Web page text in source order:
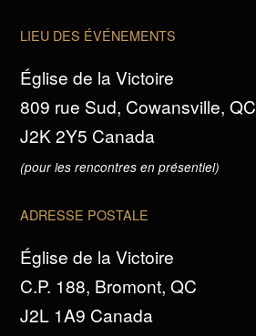
LIEU DES ÉVÉNEMENTS
Église de la Victoire
809 rue Sud, Cowansville, QC
J2K 2Y5 Canada
(pour les rencontres en présentiel)
ADRESSE POSTALE
Église de la Victoire
C.P. 188, Bromont, QC
J2L 1A9 Canada